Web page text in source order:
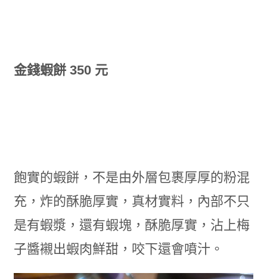
金錢蝦餅 350 元
飽實的蝦餅，不是由外層包裹厚厚的粉混
充，炸的酥脆厚實，真材實料，內部不只
是有蝦漿，還有蝦塊，酥脆厚實，沾上梅
子醬襯出蝦肉鮮甜，咬下還會噴汁。